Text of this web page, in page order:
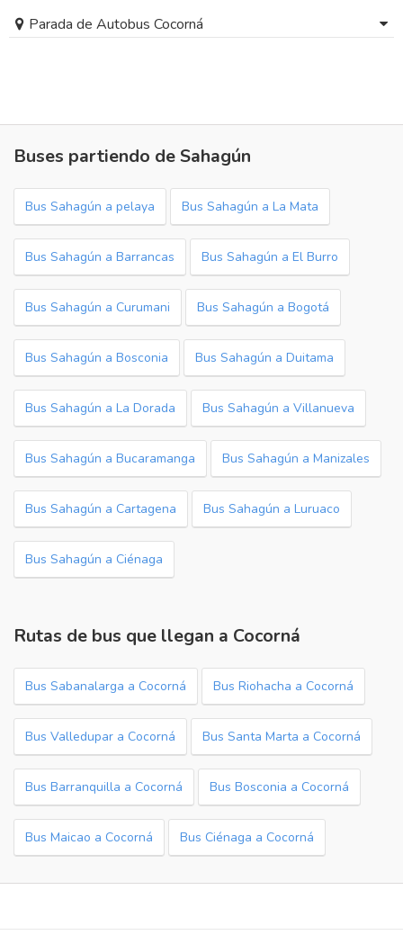
Parada de Autobus Cocorná
Buses partiendo de Sahagún
Bus Sahagún a pelaya Bus Sahagún a La Mata
Bus Sahagún a Barrancas Bus Sahagún a El Burro
Bus Sahagún a Curumani Bus Sahagún a Bogotá
Bus Sahagún a Bosconia Bus Sahagún a Duitama
Bus Sahagún a La Dorada Bus Sahagún a Villanueva
Bus Sahagún a Bucaramanga Bus Sahagún a Manizales
Bus Sahagún a Cartagena Bus Sahagún a Luruaco
Bus Sahagún a Ciénaga
Rutas de bus que llegan a Cocorná
Bus Sabanalarga a Cocorná Bus Riohacha a Cocorná
Bus Valledupar a Cocorná Bus Santa Marta a Cocorná
Bus Barranquilla a Cocorná Bus Bosconia a Cocorná
Bus Maicao a Cocorná Bus Ciénaga a Cocorná